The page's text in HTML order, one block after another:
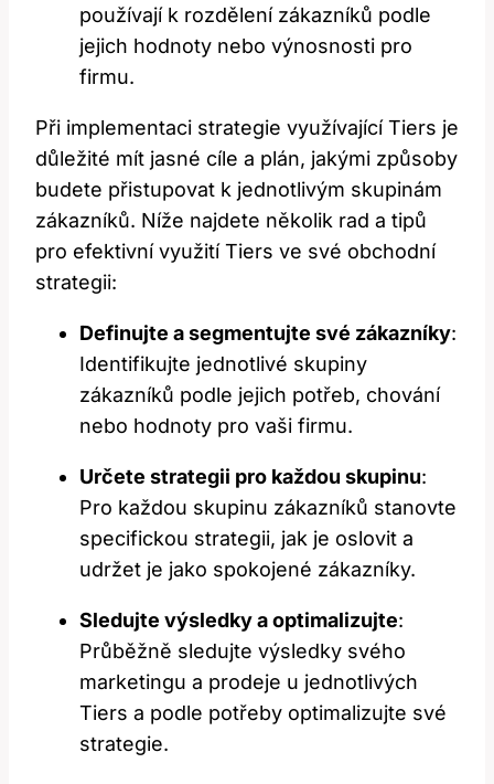
používají k rozdělení zákazníků podle
jejich hodnoty nebo výnosnosti pro
firmu.
Při implementaci strategie využívající Tiers je
důležité mít jasné cíle a plán, jakými způsoby
budete přistupovat k jednotlivým skupinám
zákazníků. Níže najdete několik rad a tipů
pro efektivní využití Tiers ve své obchodní
strategii:
Definujte a segmentujte své zákazníky:
Identifikujte jednotlivé skupiny
zákazníků podle jejich potřeb, chování
nebo hodnoty pro vaši firmu.
Určete strategii pro každou skupinu:
Pro každou skupinu zákazníků stanovte
specifickou strategii, jak je oslovit a
udržet je jako spokojené zákazníky.
Sledujte výsledky a optimalizujte:
Průběžně sledujte výsledky svého
marketingu a prodeje u jednotlivých
Tiers a podle potřeby optimalizujte své
strategie.